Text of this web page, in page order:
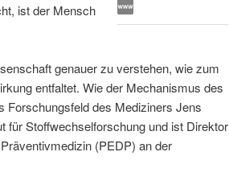
ist der Mensch
genauer zu verstehen, wie zum
entfaltet. Wie der Mechanismus des
Forschungsfeld des Mediziners Jens
für Stoffwechselforschung und ist Direktor
(PEDP) an der